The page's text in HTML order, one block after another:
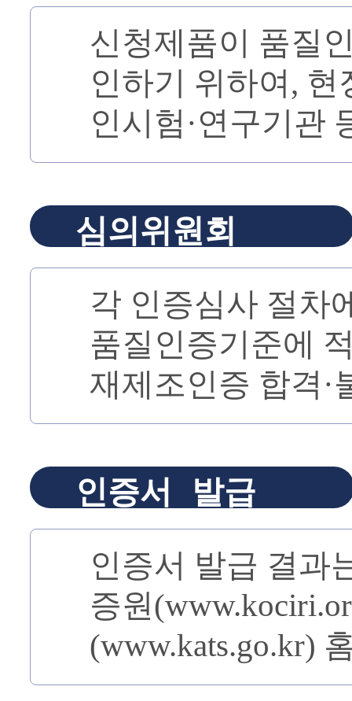
신청제품이 품질
인하기 위하여,
인시험·연구기관
심의위원회
각 인증심사 절차
품질인증기준에
재제조인증 합격·
인증서 발급
인증서 발급 결과
증원
(www.kats.go.kr)